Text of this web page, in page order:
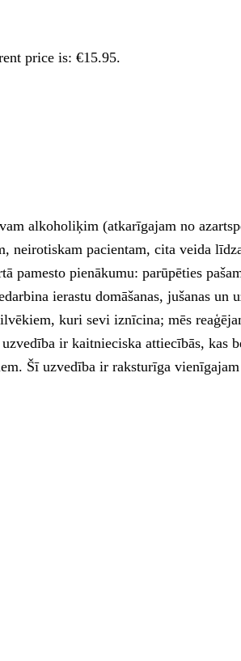
price is: €15.95.
alkoholiķim (atkarīgajam no
neirotiskam pacientam, cita veida
pamesto pienākumu: parūpēties
ierastu domāšanas, jušanas
kuri sevi iznīcina; mēs
ir kaitnieciska attiecībās,
Šī uzvedība ir raksturīga